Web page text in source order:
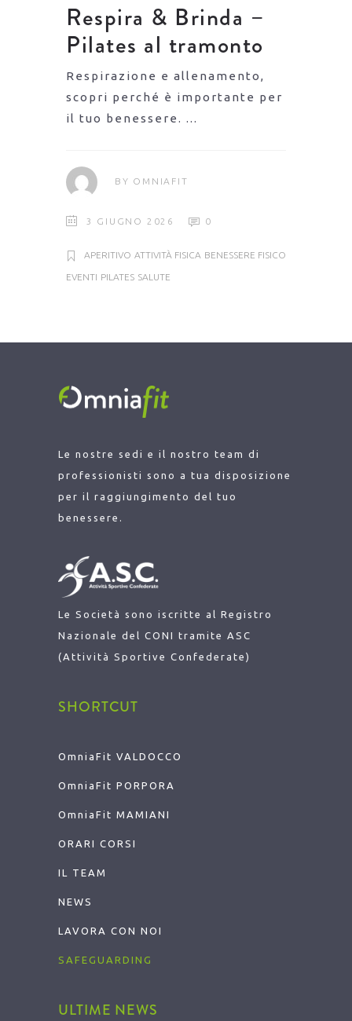
Respira & Brinda –
Pilates al tramonto
Respirazione e allenamento,
scopri perché è importante per
il tuo benessere.
BY OMNIAFIT
3 GIUGNO 2026 0
APERITIVO ATTIVITÀ FISICA BENESSERE FISICO
EVENTI PILATES SALUTE
Le nostre sedi e il nostro team di
professionisti sono a tua disposizione
per il raggiungimento del tuo
benessere.
Le Società sono iscritte al Registro
Nazionale del CONI tramite ASC
(Attività Sportive Confederate)
SHORTCUT
OmniaFit VALDOCCO
OmniaFit PORPORA
OmniaFit MAMIANI
ORARI CORSI
IL TEAM
NEWS
LAVORA CON NOI
SAFEGUARDING
ULTIME NEWS